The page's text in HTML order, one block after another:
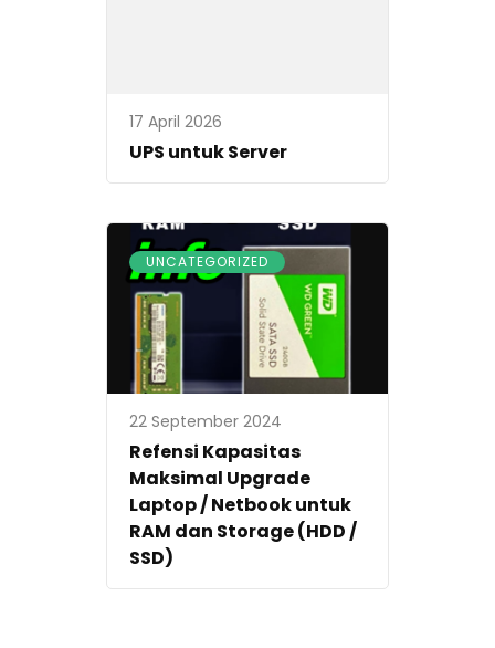
17 April 2026
UPS untuk Server
UNCATEGORIZED
22 September 2024
Refensi Kapasitas
Maksimal Upgrade
Laptop / Netbook untuk
RAM dan Storage (HDD /
SSD)